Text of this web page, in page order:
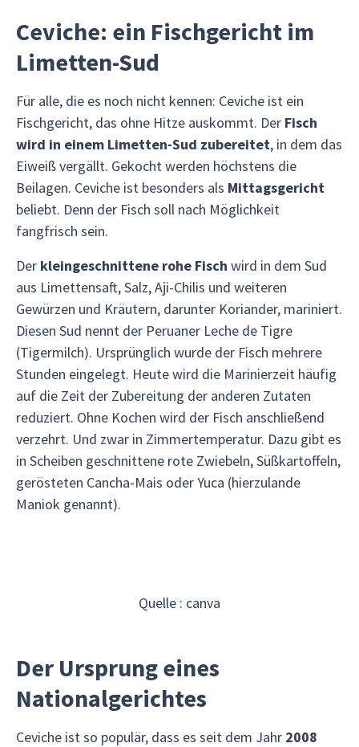
Ceviche: ein Fischgericht im
Limetten-Sud
Für alle, die es noch nicht kennen: Ceviche ist ein
Fischgericht, das ohne Hitze auskommt. Der Fisch
wird in einem Limetten-Sud zubereitet, in dem das
Eiweiß vergällt. Gekocht werden höchstens die
Beilagen. Ceviche ist besonders als Mittagsgericht
beliebt. Denn der Fisch soll nach Möglichkeit
fangfrisch sein.
Der kleingeschnittene rohe Fisch wird in dem Sud
aus Limettensaft, Salz, Aji-Chilis und weiteren
Gewürzen und Kräutern, darunter Koriander, mariniert.
Diesen Sud nennt der Peruaner Leche de Tigre
(Tigermilch). Ursprünglich wurde der Fisch mehrere
Stunden eingelegt. Heute wird die Marinierzeit häufig
auf die Zeit der Zubereitung der anderen Zutaten
reduziert. Ohne Kochen wird der Fisch anschließend
verzehrt. Und zwar in Zimmertemperatur. Dazu gibt es
in Scheiben geschnittene rote Zwiebeln, Süßkartoffeln,
gerösteten Cancha-Mais oder Yuca (hierzulande
Maniok genannt).
Quelle : canva
Der Ursprung eines
Nationalgerichtes
Ceviche ist so populär, dass es seit dem Jahr 2008